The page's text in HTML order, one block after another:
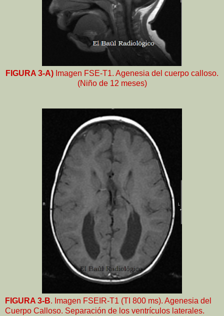
FIGURA 3-A) Imagen FSE-T1. Agenesia del cuerpo calloso.
(Niño de 12 meses)
FIGURA 3-B. Imagen FSEIR-T1 (TI 800 ms). Agenesia del
Cuerpo Calloso. Separación de los ventrículos laterales.